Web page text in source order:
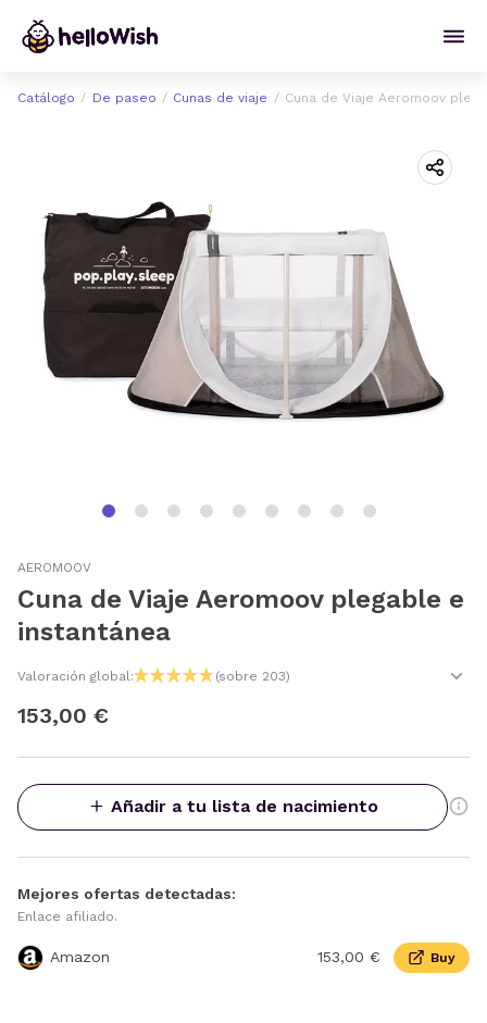
Catálogo De paseo Cunas de viaje Cuna de Viaje Aeromoov
AEROMOOV
Cuna de Viaje Aeromoov plegable e
instantánea
Valoración global: (sobre 203)
153,00 €
Añadir a tu lista de nacimiento
Mejores ofertas detectadas:
Enlace afiliado.
Amazon 153,00 € Buy